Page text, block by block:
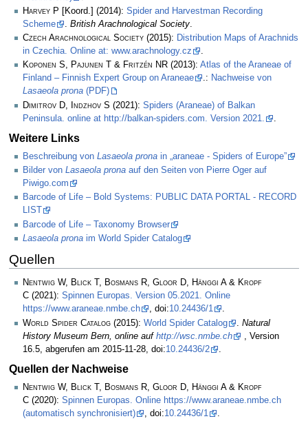
Harvey P [Koord.] (2014): Spider and Harvestman Recording
Scheme
. British Arachnological Society.
Czech Arachnological Society (2015): Distribution Maps of Arachnids
in Czechia. Online at: www.arachnology.cz
.
Koponen S, Pajunen T & Fritzén NR (2013): Atlas of the Araneae of
Finland – Finnish Expert Group on Araneae
.: Nachweise von
Lasaeola prona (PDF)
Dimitrov D, Indzhov S (2021): Spiders (Araneae) of Balkan
Peninsula. online at http://balkan-spiders.com. Version 2021.
Weitere Links
Beschreibung von Lasaeola prona in „araneae - Spiders of Europe”
Bilder von Lasaeola prona auf den Seiten von Pierre Oger auf
Piwigo.com
Barcode of Life – Bold Systems: PUBLIC DATA PORTAL - RECORD
LIST
Barcode of Life – Taxonomy Browser
Lasaeola prona im World Spider Catalog
Quellen
Nentwig W, Blick T, Bosmans R, Gloor D, Hänggi A & Kropf
C (2021): Spinnen Europas. Version 05.2021. Online
https://www.araneae.nmbe.ch
, doi:10.24436/1
.
World Spider Catalog (2015): World Spider Catalog
Natural
History Museum Bern, online auf http://wsc.nmbe.ch
, Version
16.5, abgerufen am 2015-11-28, doi:10.24436/2
Quellen der Nachweise
Nentwig W, Blick T, Bosmans R, Gloor D, Hänggi A & Kropf
C (2020): Spinnen Europas. Online https://www.araneae.nmbe.ch
(automatisch synchronisiert)
, doi:10.24436/1